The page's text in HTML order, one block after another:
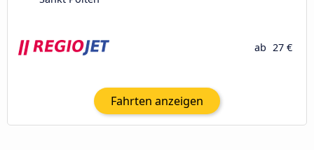
ab 27 €
Fahrten anzeigen